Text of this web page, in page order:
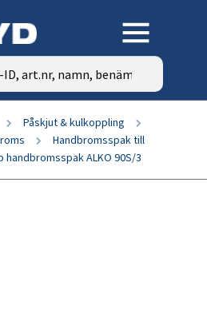
Påskjut & kulkoppling
Handbromsspak till
handbromsspak ALKO 90S/3